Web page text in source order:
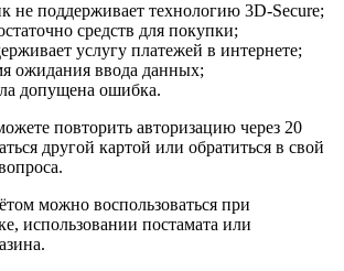
не поддерживает технологию 3D-Secure;
средств для покупки;
услугу платежей в интернете;
ожидания ввода данных;
допущена ошибка.
повторить авторизацию через 20
другой картой или обратиться в свой
можно воспользоваться при
использовании постамата или